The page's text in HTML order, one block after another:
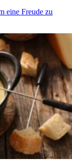
eine Freude zu